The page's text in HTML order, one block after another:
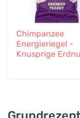
Chimpanzee
Energieriegel -
Knusprige